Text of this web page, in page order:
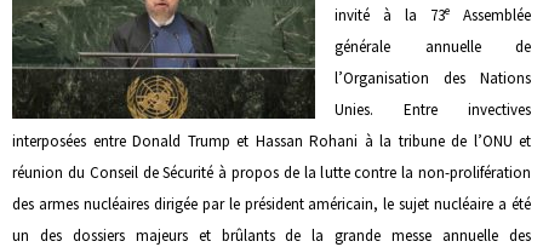
invité à la 73e
Assemblée
générale annuelle de
l’Organisation des Nations
Unies. Entre invectives
interposées entre Donald Trump et Hassan Rohani à la tribune de l’ONU et
réunion du Conseil de Sécurité à propos de la lutte contre la non-prolifération
des armes nucléaires dirigée par le président américain, le sujet nucléaire a été
un des dossiers majeurs et brûlants de la grande messe annuelle des